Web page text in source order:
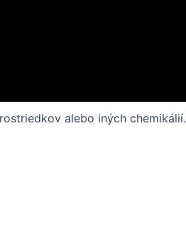
alebo iných chemikálií.